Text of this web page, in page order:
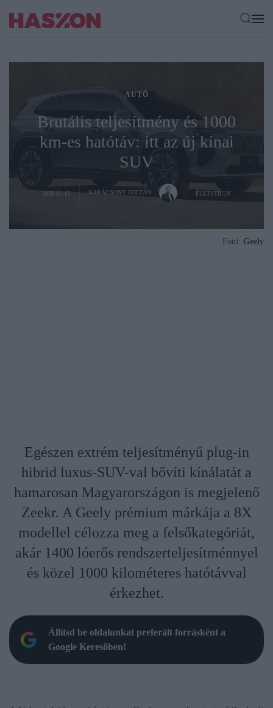
AUTÓ
Brutális teljesítmény és 1000
km-es hatótáv: itt az új kínai
SUV
2026-02-15 KARÁCSONY ZOLTÁN ÉLETSTÍLUS
Fotó: Geely
Egészen extrém teljesítményű plug-in
hibrid luxus-SUV-val bővíti kínálatát a
hamarosan Magyarországon is megjelenő
Zeekr. A Geely prémium márkája a 8X
modellel célozza meg a felsőkategóriát,
akár 1400 lóerős rendszerteljesítménnyel
és közel 1000 kilométeres hatótávval
érkezhet.
Állítsd be oldalunkat preferált forrásként a
Google Keresőben!